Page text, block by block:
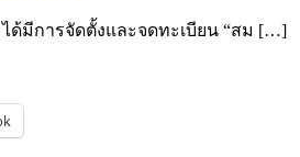
ด้มีการจัดตั้งและจดทะเบียน “สม […]